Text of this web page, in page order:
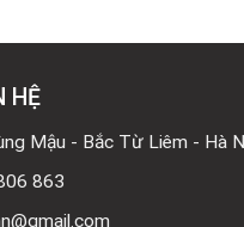
Hiệu
HS25-
540
Bosch
HỆ
Mậu - Bắc Từ Liêm - Hà
863